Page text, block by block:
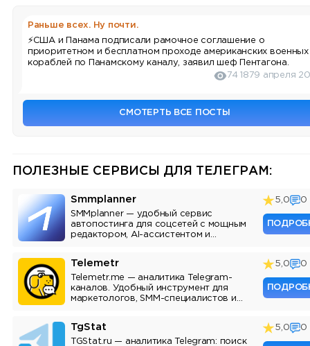
Раньше всех. Ну почти.
⚡️США и Панама подписали рамочное соглашение о
приоритетном и бесплатном проходе американских военных
кораблей по Панамскому каналу, заявил шеф Пентагона.
74 1879 апреля
СМОТЕРТЬ ВСЕ ПОСТЫ
ПОЛЕЗНЫЕ СЕРВИСЫ ДЛЯ ТЕЛЕГРАМ:
Smmplanner
SMMplanner — удобный сервис
автопостинга для соцсетей с мощным
редактором, AI-ассистентом и
5,0 0
Telemetr
Telemetr.me — аналитика Telegram-
каналов. Удобный инструмент для
маркетологов, SMM-специалистов и
5,0 0
TgStat
TGStat.ru — аналитика Telegram: поиск
5,0 0